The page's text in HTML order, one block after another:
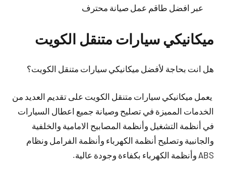
عبر افضل طاقم عمل صيانة محترف
ميكانيكي سيارات متنقل الكويت
هل انت بحاجة لأفضل ميكانيكي سيارات متنقل الكويت؟
يعمل ميكانيكي سيارات متنقل الكويت على تقديم العديد من
الخدمات المميزة في تصليح وصيانة جميع اعطال السيارات
في أنظمة التشغيل وأنظمة المصابيح الامامية والخلفية
والجانبية وتصليح أنظمة الكهرباء وأنظمة الفرامل ونظام
ABS وأنظمة الكهرباء بكفاءة وجودة عالية.